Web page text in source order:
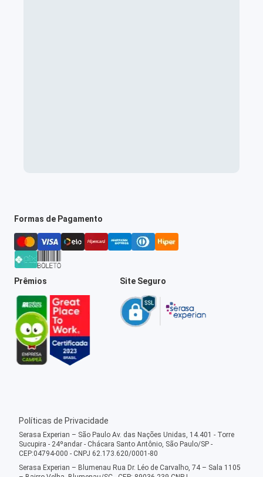
Formas de Pagamento
Prêmios Site Seguro
Políticas de Privacidade
Serasa Experian – São Paulo Av. das Nações Unidas, 14.401 - Torre
Sucupira - 24ºandar - Chácara Santo Antônio, São Paulo/SP -
CEP:04794-000 - CNPJ 62.173.620/0001-80
Serasa Experian – Blumenau Rua Dr. Léo de Carvalho, 74 – Sala 1105